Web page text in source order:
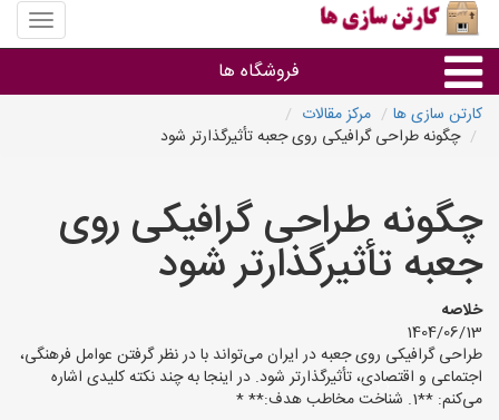
منوی
سایت
سازی
فروشگاه ها
کارتن جعبه
سایر گروه ها
فروشنده های کارتن جعبه
کارتن سازی ها
مرکز مقالات
چگونه طراحی گرافیکی روی جعبه تأثیرگذارتر شود
چگونه طراحی گرافیکی روی
جعبه تأثیرگذارتر شود
خلاصه
1404/06/13
طراحی گرافیکی روی جعبه در ایران می‌تواند با در نظر گرفتن عوامل فرهنگی،
اجتماعی و اقتصادی، تأثیرگذارتر شود. در اینجا به چند نکته کلیدی اشاره
می‌کنم: **1. شناخت مخاطب هدف:** *